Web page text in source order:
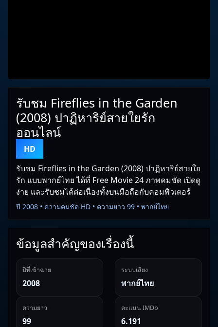
รับชม Fireflies in the Garden
(2008) ปาฏิหาริย์สายใยรัก
ออนไลน์
HD
รับชม Fireflies in the Garden (2008) ปาฏิหาริย์สายใย
รัก แบบพากย์ไทย ได้ที่ Free Movie 24 ภาพคมชัด เปิดดู
ง่าย และรับชมได้ต่อเนื่องทั้งบนมือถือกับคอมพิวเตอร์
ปี 2008 • ความคมชัด HD • ความยาว 99 • พากย์ไทย
ข้อมูลสำคัญของเรื่องนี้
ปีที่เข้าฉาย
2008
ระบบเสียง
พากย์ไทย
ความยาว
99
คะแนน IMDb
6.191